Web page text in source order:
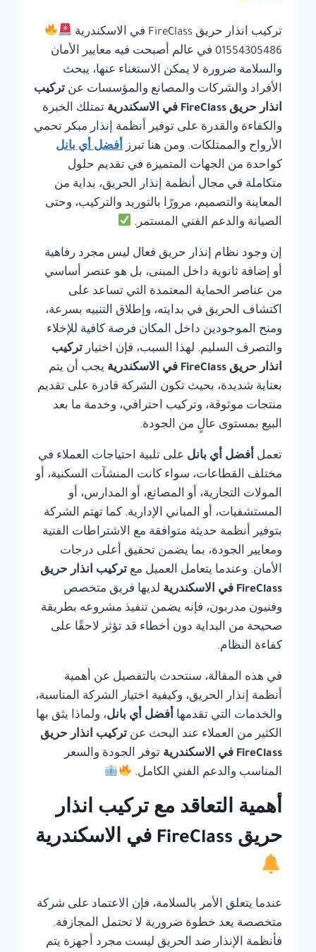
تركيب انذار حريق FireClass في الاسكندرية
01554305486 في عالم أصبحت فيه معايير الأمان
والسلامة ضرورة لا يمكن الاستغناء عنها، يبحث
الأفراد والشركات والمصانع والمؤسسات عن تركيب
انذار حريق FireClass في الاسكندرية
تمتلك الخبرة
والكفاءة والقدرة على توفير أنظمة إنذار مبكر تحمي
الأرواح والممتلكات. ومن هنا تبرز أفضل أي بانل
كواحدة من الجهات المتميزة في تقديم حلول
متكاملة في مجال أنظمة إنذار الحريق، بداية من
المعاينة والتصميم، مرورًا بالتوريد والتركيب، وحتى
الصيانة والدعم الفني المستمر.
إن وجود نظام إنذار حريق فعال ليس مجرد رفاهية
أو إضافة ثانوية داخل المبنى، بل هو عنصر أساسي
من عناصر الحماية المعتمدة التي تساعد على
اكتشاف الحريق في بدايته، وإطلاق التنبيه بسرعة،
ومنح الموجودين داخل المكان فرصة كافية للإخلاء
والتصرف السليم. لهذا السبب، فإن اختيار تركيب
انذار حريق FireClass في الاسكندرية
يجب أن يتم
بعناية شديدة، بحيث تكون الشركة قادرة على تقديم
منتجات موثوقة، وتركيب احترافي، وخدمة ما بعد
البيع بمستوى عالٍ من الجودة.
تعمل أفضل أي بانل على تلبية احتياجات العملاء في
مختلف القطاعات، سواء كانت المنشآت السكنية، أو
المولات التجارية، أو المصانع، أو المدارس، أو
المستشفيات، أو المباني الإدارية. كما تهتم الشركة
بتوفير أنظمة حديثة متوافقة مع الاشتراطات الفنية
ومعايير الجودة، بما يضمن تحقيق أعلى درجات
الأمان. وعندما يتعامل العميل مع تركيب انذار حريق
FireClass في الاسكندرية
لديها فريق متخصص
وفنيون مدربون، فإنه يضمن تنفيذ مشروعه بطريقة
صحيحة من البداية دون أخطاء قد تؤثر لاحقًا على
كفاءة النظام.
في هذه المقالة، سنتحدث بالتفصيل عن أهمية
أنظمة إنذار الحريق، وكيفية اختيار الشركة المناسبة،
والخدمات التي تقدمها أفضل أي بانل، ولماذا يثق بها
الكثير من العملاء عند البحث عن تركيب انذار حريق
FireClass في الاسكندرية
توفر الجودة والسعر
المناسب والدعم الفني الكامل.
أهمية التعاقد مع تركيب انذار
حريق FireClass في الاسكندرية
عندما يتعلق الأمر بالسلامة، فإن الاعتماد على شركة
متخصصة يعد خطوة ضرورية لا تحتمل المجازفة.
فأنظمة الإنذار ضد الحريق ليست مجرد أجهزة يتم